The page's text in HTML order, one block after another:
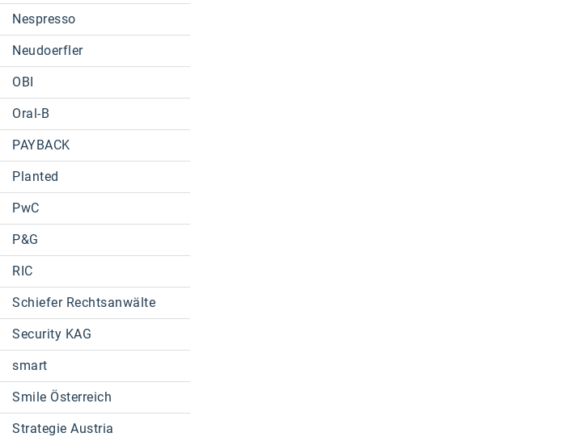
Nespresso
Neudoerfler
OBI
Oral-B
PAYBACK
Planted
PwC
P&G
RIC
Schiefer Rechtsanwälte
Security KAG
smart
Smile Österreich
Strategie Austria